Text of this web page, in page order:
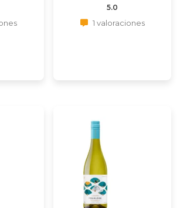
5.0
1 valoraciones